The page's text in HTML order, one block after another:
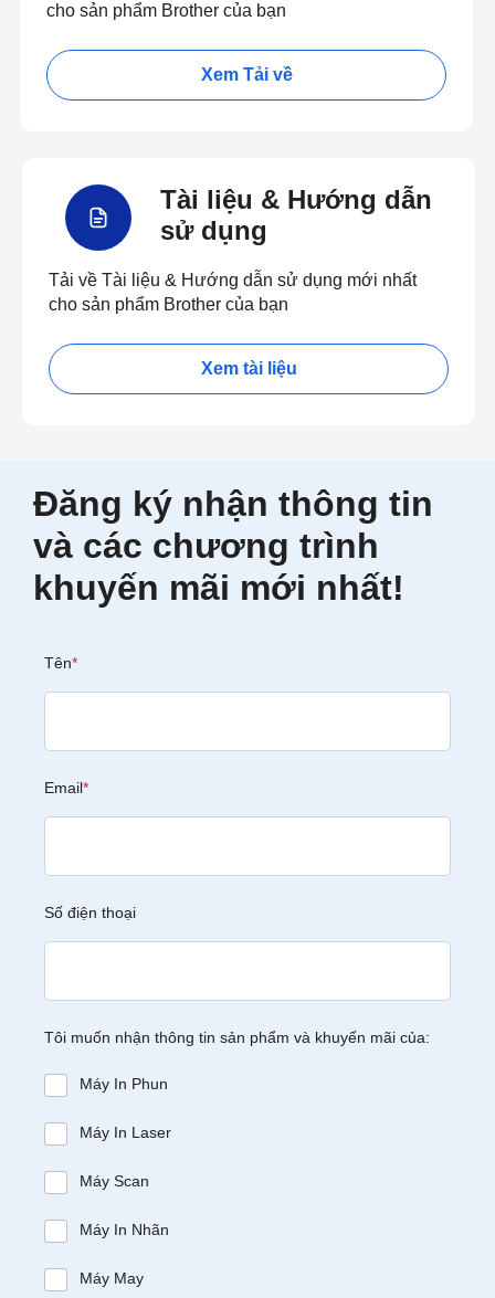
cho sản phẩm Brother của bạn
Xem Tải về
Tài liệu & Hướng dẫn
sử dụng
Tải về Tài liệu & Hướng dẫn sử dụng mới nhất
cho sản phẩm Brother của bạn
Xem tài liệu
Đăng ký nhận thông tin
và các chương trình
khuyến mãi mới nhất!
Tên*
Email*
Số điện thoại
Tôi muốn nhận thông tin sản phẩm và khuyến mãi của:
Máy In Phun
Máy In Laser
Máy Scan
Máy In Nhãn
Máy May